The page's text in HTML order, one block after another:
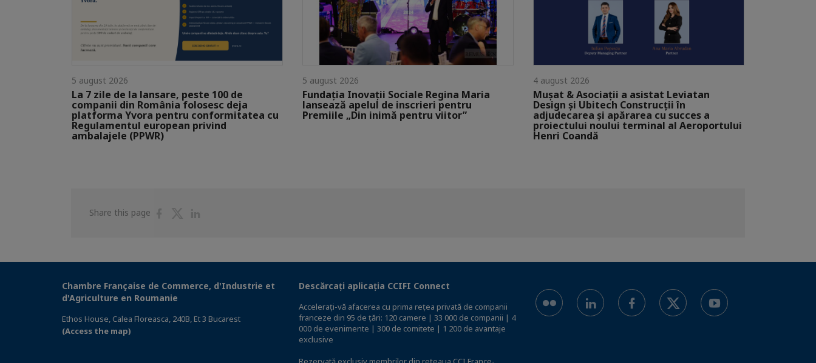
5 august 2026
La 7 zile de la lansare, peste 100 de
companii din România folosesc deja
platforma Yvora pentru conformitatea cu
Regulamentul european privind
ambalajele (PPWR)
5 august 2026
Fundația Inovații Sociale Regina Maria
lansează apelul de inscrieri pentru
Premiile „Din inimă pentru viitor”
4 august 2026
Mușat & Asociații a asistat Leviatan
Design și Ubitech Construcții în
adjudecarea și apărarea cu succes a
proiectului noului terminal al Aeroportului
Henri Coandă
Share this page
ShareShare
Chambre Française de Commerce, d'Industrie et
d'Agriculture en Roumanie
Ethos House, Calea Floreasca, 240B, Et 3 Bucarest
(Access the map)
Descărcați aplicația CCIFI Connect
Accelerați-vă afacerea cu prima rețea privată de companii
franceze din 95 de țări: 120 camere | 33 000 de companii | 4
000 de evenimente | 300 de comitete | 1 200 de avantaje
exclusive